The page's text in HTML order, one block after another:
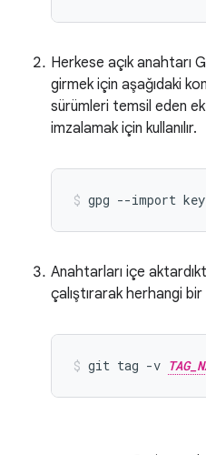
Herkese açık anahtarı
girmek için aşağıdaki
sürümleri temsil eden
imzalamak için kullanılır.
gpg --import
Anahtarları içe
çalıştırarak herhangi
git tag -v